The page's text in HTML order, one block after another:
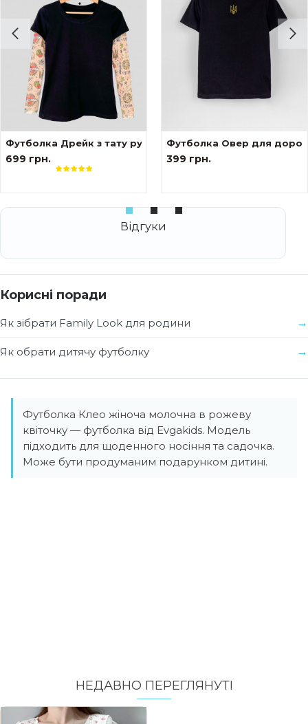
біла Тризуб
Футболка Дрейк з тату рукавами Ukraine жіноча
699 грн.
Футболка Овер для
399 грн.
Корисні поради
Як зібрати Family Look для родини
Як обрати дитячу футболку
Футболка Клео жіноча молочна в рожеву
квіточку — футболка від Evgakids. Модель
підходить для щоденного носіння та садочка.
Може бути продуманим подарунком дитині.
НЕДАВНО ПЕРЕГЛЯНУТI